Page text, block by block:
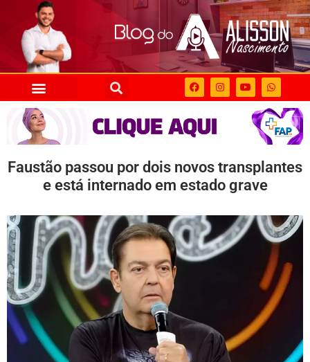
Faustão passou por dois novos transplantes
e está internado em estado grave